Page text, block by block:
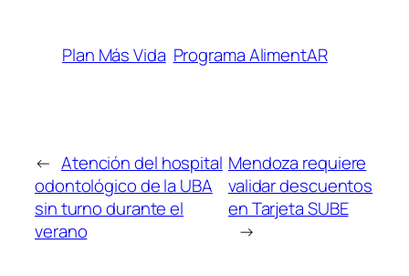
Plan Más Vida Programa AlimentAR
← Atención del hospital
odontológico de la UBA
sin turno durante el
verano
Mendoza requiere
validar descuentos
en Tarjeta SUBE
→